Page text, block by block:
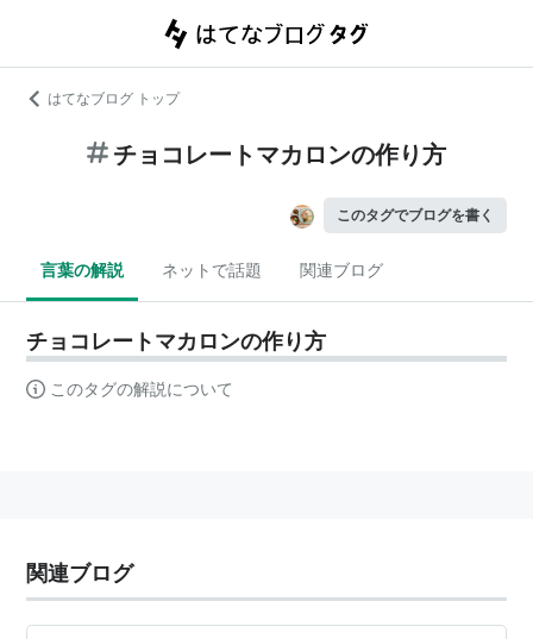
はてなブログ トップ
チョコレートマカロンの作り方
このタグでブログを書く
言葉の解説 ネットで話題 関連ブログ
チョコレートマカロンの作り方
このタグの解説について
関連ブログ